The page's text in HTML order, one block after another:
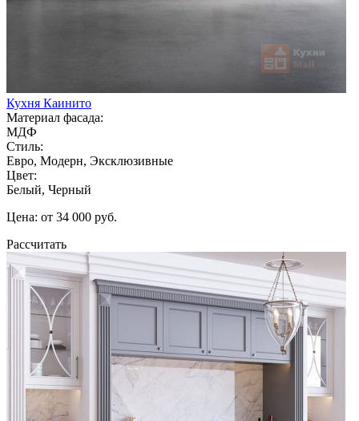
Кухня Каинито
Материал фасада:
МДФ
Стиль:
Евро, Модерн, Эксклюзивные
Цвет:
Белый, Черный
Цена: от 34 000 руб.
Рассчитать